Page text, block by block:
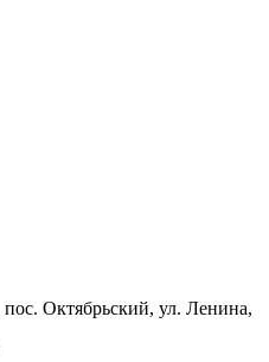
Октябрьский, ул. Ленина,